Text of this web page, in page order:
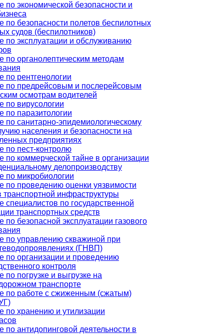
по экономической безопасности и
по безопасности полетов беспилотных
судов (беспилотников)
по эксплуатации и обслуживанию
по органолептическим методам
по рентгенологии
по предрейсовым и послерейсовым
осмотрам водителей
по вирусологии
по паразитологии
по санитарно-эпидемиологическому
населения и безопасности на
предприятиях
по пест-контролю
по коммерческой тайне в организации
делопроизводству
по микробиологии
по проведению оценки уязвимости
транспортной инфраструктуры
специалистов по государственной
транспортных средств
по безопасной эксплуатации газового
по управлению скважиной при
(ГНВП)
по организации и проведению
контроля
по погрузке и выгрузке на
транспорте
по работе с сжиженным (сжатым)
по хранению и утилизации
по антидопинговой деятельности в